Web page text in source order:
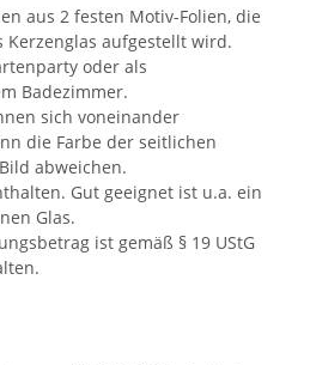
aus 2 festen Motiv-Folien, die
aufgestellt wird.
oder als
Badezimmer.
sich voneinander
die Farbe der seitlichen
abweichen.
Gut geeignet ist u.a. ein
Glas.
ist gemäß § 19 UStG